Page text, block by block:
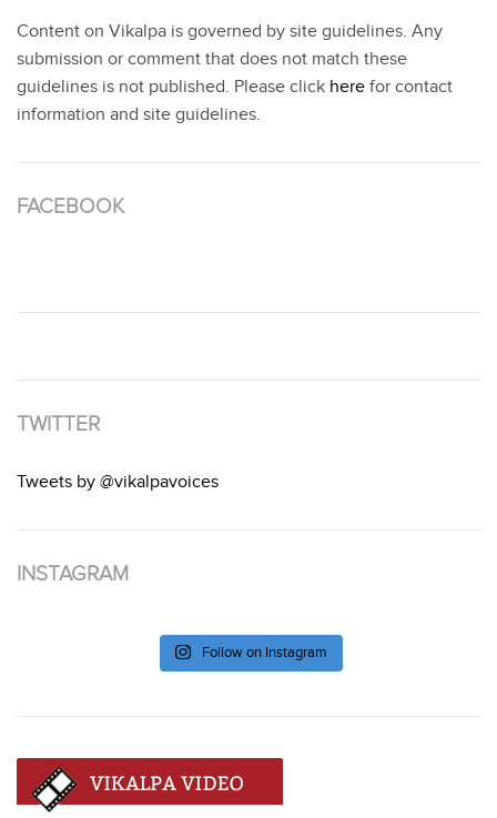
Content on Vikalpa is governed by site guidelines. Any
submission or comment that does not match these
guidelines is not published. Please click here for contact
information and site guidelines.
FACEBOOK
TWITTER
Tweets by @vikalpavoices
INSTAGRAM
Follow on Instagram